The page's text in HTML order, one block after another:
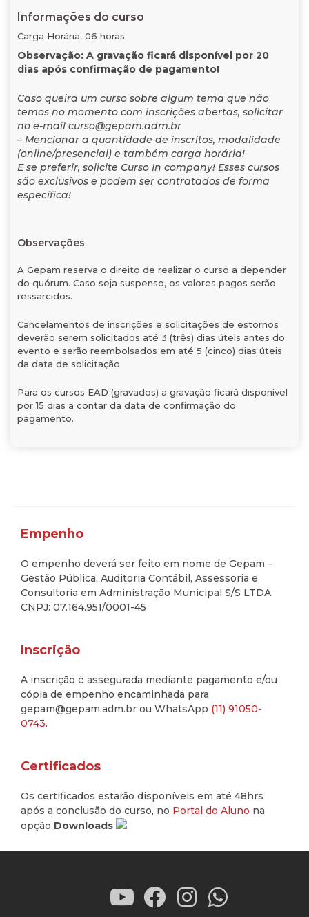
Informações do curso
Carga Horária: 06 horas
Observação: A gravação ficará disponível por 20
dias após confirmação de pagamento!
Caso queira um curso sobre algum tema que não
temos no momento com inscrições abertas, solicitar
no e-mail curso@gepam.adm.br
– Mencionar a quantidade de inscritos, modalidade
(online/presencial) e também carga horária!
E se preferir, solicite Curso In company! Esses cursos
são exclusivos e podem ser contratados de forma
específica!
Observações
A Gepam reserva o direito de realizar o curso a depender
do quórum. Caso seja suspenso, os valores pagos serão
ressarcidos.
Cancelamentos de inscrições e solicitações de estornos
deverão serem solicitados até 3 (três) dias úteis antes do
evento e serão reembolsados em até 5 (cinco) dias úteis
da data de solicitação.
Para os cursos EAD (gravados) a gravação ficará disponível
por 15 dias a contar da data de confirmação do
pagamento.
Empenho
O empenho deverá ser feito em nome de Gepam –
Gestão Pública, Auditoria Contábil, Assessoria e
Consultoria em Administração Municipal S/S LTDA.
CNPJ: 07.164.951/0001-45
Inscrição
A inscrição é assegurada mediante pagamento e/ou
cópia de empenho encaminhada para
gepam@gepam.adm.br ou WhatsApp (11) 91050-
0743.
Certificados
Os certificados estarão disponíveis em até 48hrs
após a conclusão do curso, no Portal do Aluno na
opção Downloads .